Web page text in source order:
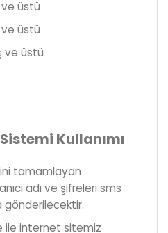
üstü
üstü
ve üstü
Kullanımı
tamamlayan
adı ve şifreleri sms
ile internet sitemiz